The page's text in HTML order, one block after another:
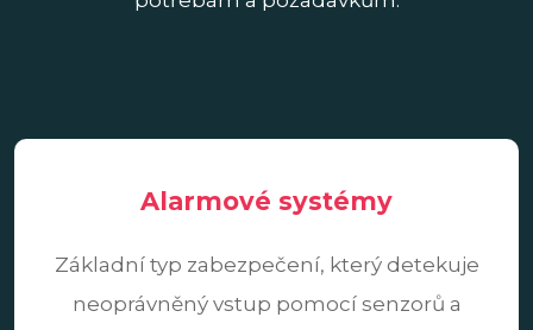
Alarmové systémy
Základní typ zabezpečení, který detekuje
neoprávněný vstup pomocí senzorů a